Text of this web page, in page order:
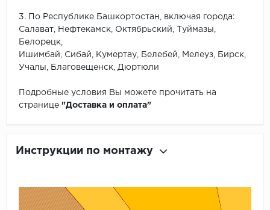
3. По Республике Башкортостан, включая города:
Салават, Нефтекамск, Октябрьский, Туймазы,
Белорецк,
Ишимбай, Сибай, Кумертау, Белебей, Мелеуз, Бирск,
Учалы, Благовещенск, Дюртюли
Подробные условия Вы можете прочитать на
странице "Доставка и оплата"
Инструкции по монтажу